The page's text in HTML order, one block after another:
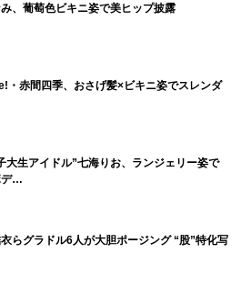
～
～
～
、葡萄色ビキニ姿で美ヒップ披露
・赤間四季、おさげ髪×ビキニ姿でスレンダ
大生アイドル”七海りお、ランジェリー姿で
デ…
らグラドル6人が大胆ポージング “股”特化写